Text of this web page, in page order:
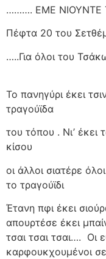
………. ΕΜΕ ΝΙΟΥΝΤΕ
Πέφτα 20 του
…..Για όλοι του
Το πανηγύρι έκει
τραγούϊδα
του τόπου . Νι’ έκει
κίσου
οι άλλοι σιατέρε
το τραγούϊδι
Έτανη πφι έκει
απουρτέσε έκει
τσαι τσαι τσαι…. Οι
καρφουκχουμένοι σε